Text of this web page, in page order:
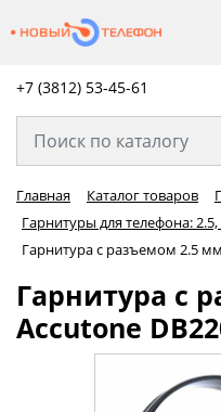
+7 (3812) 53-45-61
Главная Каталог товаров
Гарнитуры для телефона: 2.5,
Гарнитура с разъемом 2.5
Гарнитура с
Accutone